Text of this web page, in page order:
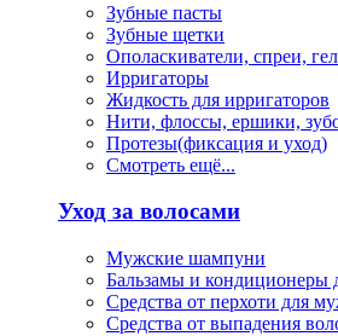
Зубные пасты
Зубные щетки
Ополаскиватели, спреи,
Ирригаторы
Жидкость для ирригаторов
Нити, флосcы, ершики,
Протезы(фиксация и уход)
Смотреть ещё...
Уход за волосами
Мужские шампуни
Бальзамы и кондиционеры
Средства от перхоти для
Средства от выпадения